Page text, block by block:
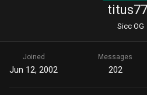
Sicc OG
Joined
Jun 12, 2002
Messages
202